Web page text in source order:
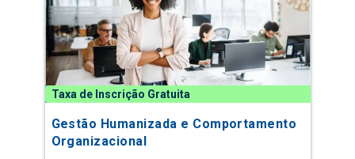
Taxa de Inscrição Gratuita
Gestão Humanizada e Comportamento
Organizacional